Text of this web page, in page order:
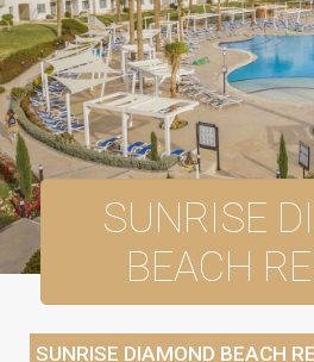
SUNRISE
BEACH
SUNRISE DIAMOND BEACH